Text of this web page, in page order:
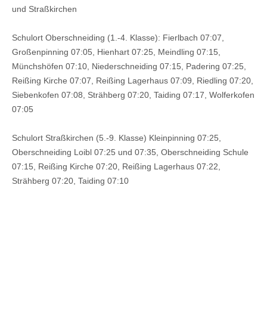
und Straßkirchen
Schulort Oberschneiding (1.-4. Klasse): Fierlbach 07:07,
Großenpinning 07:05, Hienhart 07:25, Meindling 07:15,
Münchshöfen 07:10, Niederschneiding 07:15, Padering 07:25,
Reißing Kirche 07:07, Reißing Lagerhaus 07:09, Riedling 07:20,
Siebenkofen 07:08, Strähberg 07:20, Taiding 07:17, Wolferkofen
07:05
Schulort Straßkirchen (5.-9. Klasse) Kleinpinning 07:25,
Oberschneiding Loibl 07:25 und 07:35, Oberschneiding Schule
07:15, Reißing Kirche 07:20, Reißing Lagerhaus 07:22,
Strähberg 07:20, Taiding 07:10